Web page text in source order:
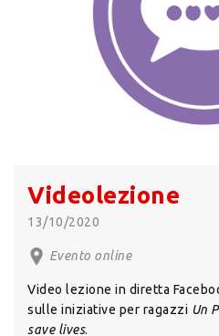
Videolezione
13/10/2020
Evento online
Video lezione in diretta
sulle iniziative per ragazzi Un
save lives.